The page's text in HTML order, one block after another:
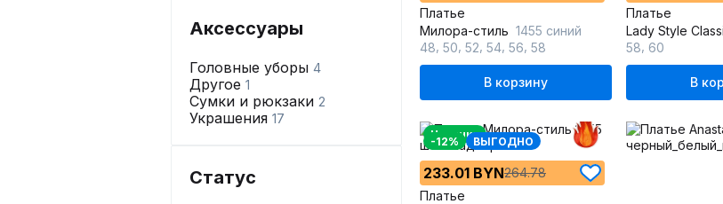
Аксессуары
Головные уборы 4
Другое 1
Сумки и рюкзаки 2
Украшения 17
Статус
Платье
Милора-стиль 1455 синий
48 50 52 54 56 58
В корзину
Платье
Lady Style
58 60
В
Новинка
-12% ВЫГОДНО
233.01 BYN264.78
Платье